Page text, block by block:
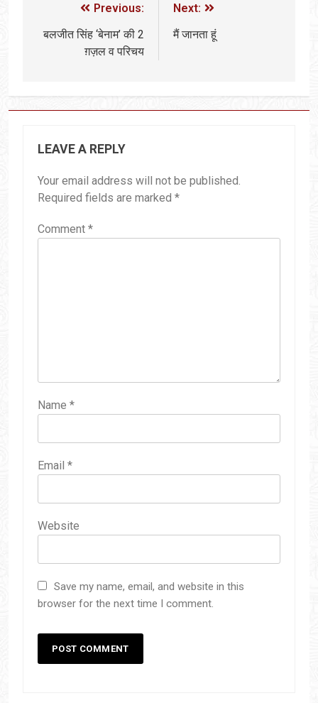
Previous:
बलजीत सिंह ‘बेनाम’ की 2
ग़ज़ल व परिचय
Next:
मैं जानता हूं
LEAVE A REPLY
Your email address will not be published.
Required fields are marked *
Comment *
Name *
Email *
Website
Save my name, email, and website in this
browser for the next time I comment.